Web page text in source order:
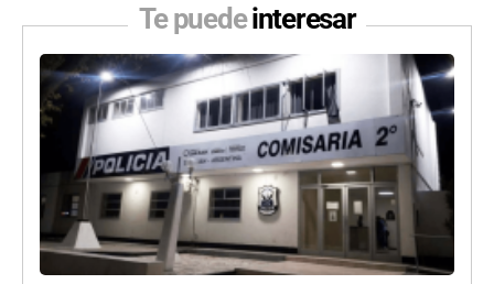
Te puedeinteresar